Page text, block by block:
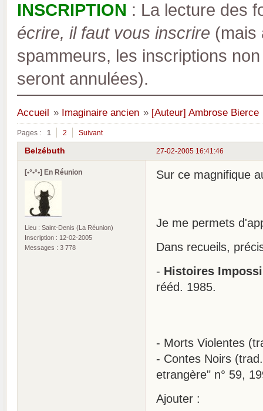
INSCRIPTION : La lecture des
écrire, il faut vous inscrire (mais
spammeurs, les inscriptions
seront annulées).
Accueil » Imaginaire ancien » [Auteur] Ambrose Bierce
Pages : 1 2 Suivant
27-02-2005 16:41:46
Belzébuth
[•°•°•] En Réunion
Lieu : Saint-Denis (La Réunion)
Inscription : 12-02-2005
Messages : 3 778
Sur ce magnifique
Je me permets
Dans recueils,
- Histoires
rééd. 1985.
- Morts Violentes
- Contes Noirs
etrangère" n° 59,
Ajouter :